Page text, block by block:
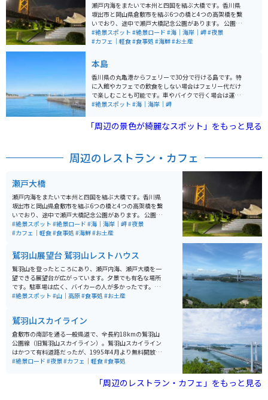
瀬戸内海をまたいで本州と四国を結ぶ大橋です。香川県
坂出市と岡山県倉敷市を結ぶ6つの橋と4つの高架橋を繋
いでおり、途中で瀬戸大橋記念公園があります。 公園内
には回転展望台「瀬戸大橋タワー」があります。全長9,3
68mで、鉄道と道路の併用橋としては世界最長を誇りま
#絶景スポット #絶景ロード #海｜海岸｜岬#夜景
#カフェ｜軽食#食事処 #海鮮#お土産
本島
香川県の丸亀港からフェリーで30分で行ける島です。特
に入館やカフェでの飲食をしない場合はフェリー代だけ
で楽しむことも可能です。車やバイクで行く場合は運送
運賃も必要です。 この島には歴史遺産、おしゃれな海が
どこを切り取っても良い場所がたくさんあります。島内
は車で走るよりもバイクや自転車で移動した方が絶景を
でも歴史的で貴重なものを見ることができます。一日あ
#絶景スポット #海｜海岸｜岬
「周辺の景色が綺麗なスポット」をもっと見る
周辺のレストラン・カフェ
瀬戸大橋
瀬戸内海をまたいで本州と四国を結ぶ大橋です。香川県
坂出市と岡山県倉敷市を結ぶ6つの橋と4つの高架橋を繋
いでおり、途中で瀬戸大橋記念公園があります。 公園内
には回転展望台「瀬戸大橋タワー」があります。全長9,3
68mで、鉄道と道路の併用橋としては世界最長を誇りま
#絶景スポット #絶景ロード #海｜海岸｜岬#夜景
#カフェ｜軽食#食事処 #海鮮#お土産
鷲羽山展望台 鷲羽山レストハウス
鷲羽山を登ったところにあり、瀬戸内海、瀬戸大橋を一
望できる展望台が広がっています。夕景でも有名な場所
です。駐車場は広く、バイカーの人が多かったです。レ
ストハウスではお土産が買えたり、レストラン・宴会場
#絶景スポット #山｜高原#食事処 #お土産
鷲羽山スカイライン
倉敷市の南部を通る一般県道で、全長約18kmの鷲羽山
公園線（旧鷲羽山スカイライン）。鷲羽山スカイライン
はかつて有料道路だったが、1995年4月より無料開放さ
れ、名称変更された後も同路線の愛称として使用されて
がる場所からは素晴らしい景色を眺めることが出来る。
水島展望台からは、倉敷市街地、水島港湾岸沿いに立ち
#絶景ロード #夜景#カフェ｜軽食#食事処
「周辺のレストラン・カフェ」をもっと見る